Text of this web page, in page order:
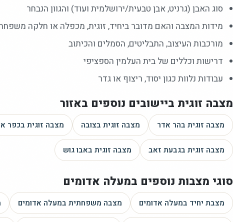
סוג האבן (גרניט, אבן טבעית/ירושלמית ועוד) והגוון הנבחר
מידות המצבה והאם מדובר ביחיד, זוגית, מכפלה או חלקה
מורכבות העיצוב, התבליטים, הסמלים והכיתוב
דרישות וכללים של בית העלמין הספציפי
עבודות נלוות כגון יסוד, ריצוף או גדר
מצבה זוגית ביישובים נוספים באזור
מצבה זוגית בהר אדר מצבה זוגית בצובה מצבה זוגית בכפר
מצבה זוגית בגבעת זאב מצבה זוגית באבו גוש
סוגי מצבות נוספים במעלה אדומים
מצבת יחיד במעלה אדומים מצבה משפחתית במעלה אדומים